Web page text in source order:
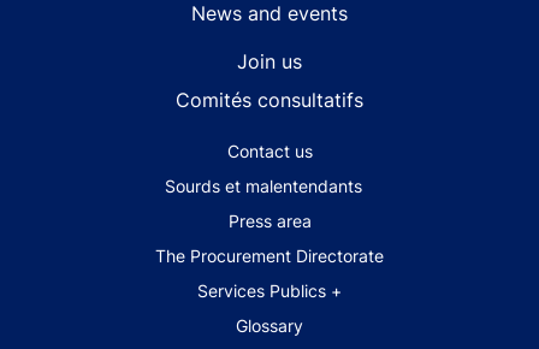
News and events
Join us
Comités consultatifs
Footer secondary menuContact us
Sourds et malentendants
Press area
The Procurement Directorate
Services Publics +
Glossary